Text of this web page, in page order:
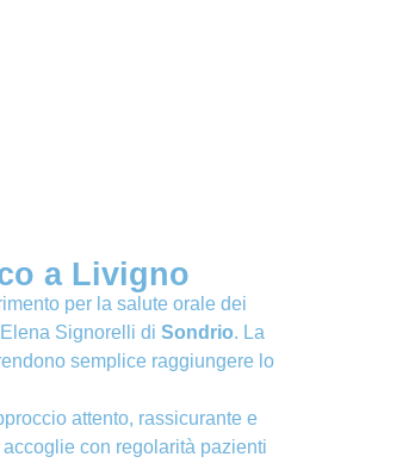
a Livigno
per la salute orale dei
Signorelli di Sondrio. La
semplice raggiungere lo
attento, rassicurante e
con regolarità pazienti